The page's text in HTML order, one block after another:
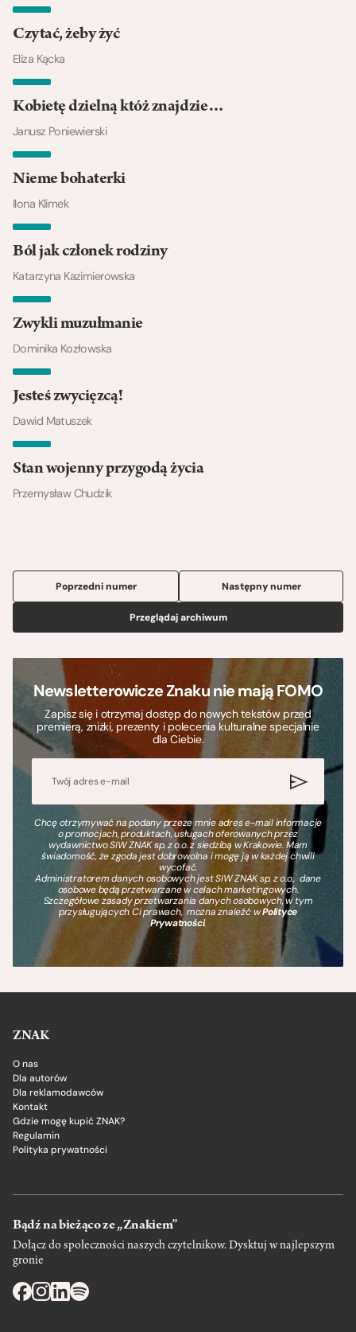
Czytać, żeby żyć
Eliza Kącka
Kobietę dzielną któż znajdzie…
Janusz Poniewierski
Nieme bohaterki
Ilona Klimek
Ból jak członek rodziny
Katarzyna Kazimierowska
Zwykli muzułmanie
Dominika Kozłowska
Jesteś zwycięzcą!
Dawid Matuszek
Stan wojenny przygodą życia
Przemysław Chudzik
Poprzedni numer
Przeglądaj archiwum
Następny numer
Newsletterowicze Znaku nie mają FOMO
Zapisz się i otrzymaj dostęp do nowych tekstów przed
premierą, zniżki, prezenty i polecenia kulturalne specjalnie
dla Ciebie.
Chcę otrzymywać na podany przeze mnie adres e-mail informacje
o promocjach, produktach, usługach oferowanych przez
wydawnictwo SIW ZNAK sp. z o.o. z siedzibą w Krakowie. Mam
świadomość, że zgoda jest dobrowolna i mogę ją w każdej chwili
wycofać.
Administratorem danych osobowych jest SIW ZNAK sp. z o.o., dane
osobowe będą przetwarzane w celach marketingowych.
Szczegółowe zasady przetwarzania danych osobowych, w tym
przysługujących Ci prawach, można znaleźć wPolityce
Prywatności.
ZNAK
O nas
Dla autorów
Dla reklamodawców
Kontakt
Gdzie mogę kupić ZNAK?
Regulamin
Polityka prywatności
Bądź na bieżąco ze „Znakiem”
Dołącz do społeczności naszych czytelnikow. Dysktuj w najlepszym
gronie